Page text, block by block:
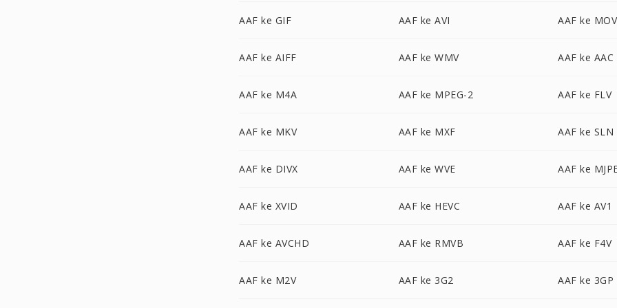
AAF ke GIF AAF ke AVI AAF ke MOV
AAF ke AIFF AAF ke WMV AAF ke AAC
AAF ke M4A AAF ke MPEG-2 AAF ke FLV
AAF ke MKV AAF ke MXF AAF ke SLN
AAF ke DIVX AAF ke WVE AAF ke
AAF ke XVID AAF ke HEVC AAF ke AV1
AAF ke AVCHD AAF ke RMVB AAF ke F4V
AAF ke M2V AAF ke 3G2 AAF ke 3GP